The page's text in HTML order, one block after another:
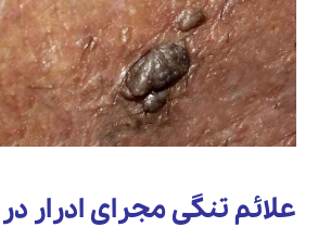
علائم تنگی مجرای ادرار